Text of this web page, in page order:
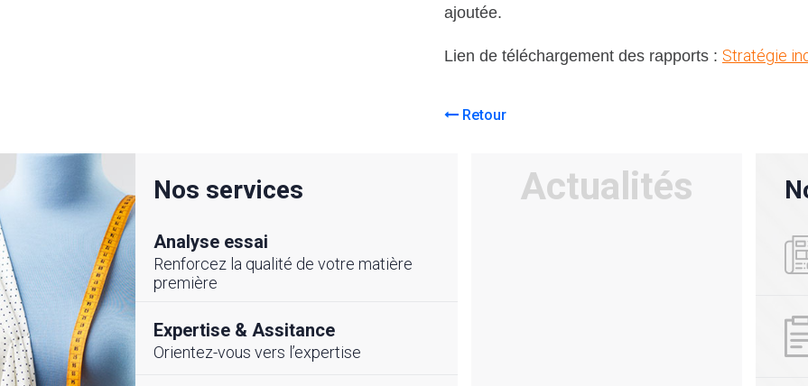
ajoutée.
Lien de téléchargement des rapports : Stratégie
Retour
Nos services
Analyse essai
Renforcez la qualité de votre matière
première
Expertise & Assitance
Orientez-vous vers l’expertise
Actualités